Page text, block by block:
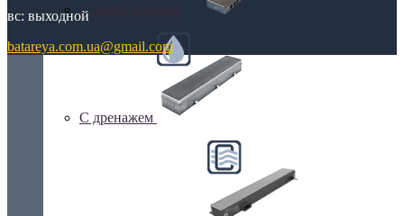
С вентилятором
С дренажем
вс: выходной
batareya.com.ua@gmail.com